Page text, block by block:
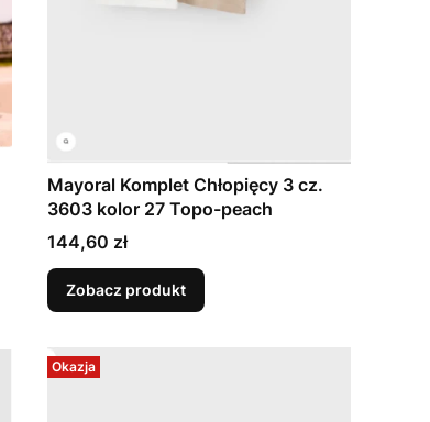
Mayoral Komplet Chłopięcy 3 cz.
3603 kolor 27 Topo-peach
Cena
144,60 zł
Zobacz produkt
Okazja